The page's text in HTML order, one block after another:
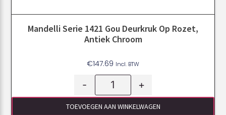
Mandelli Serie 1421 Gou Deurkruk Op Rozet,
Antiek Chroom
€147.69 Incl. BTW
- +
TOEVOEGEN AAN WINKELWAGEN